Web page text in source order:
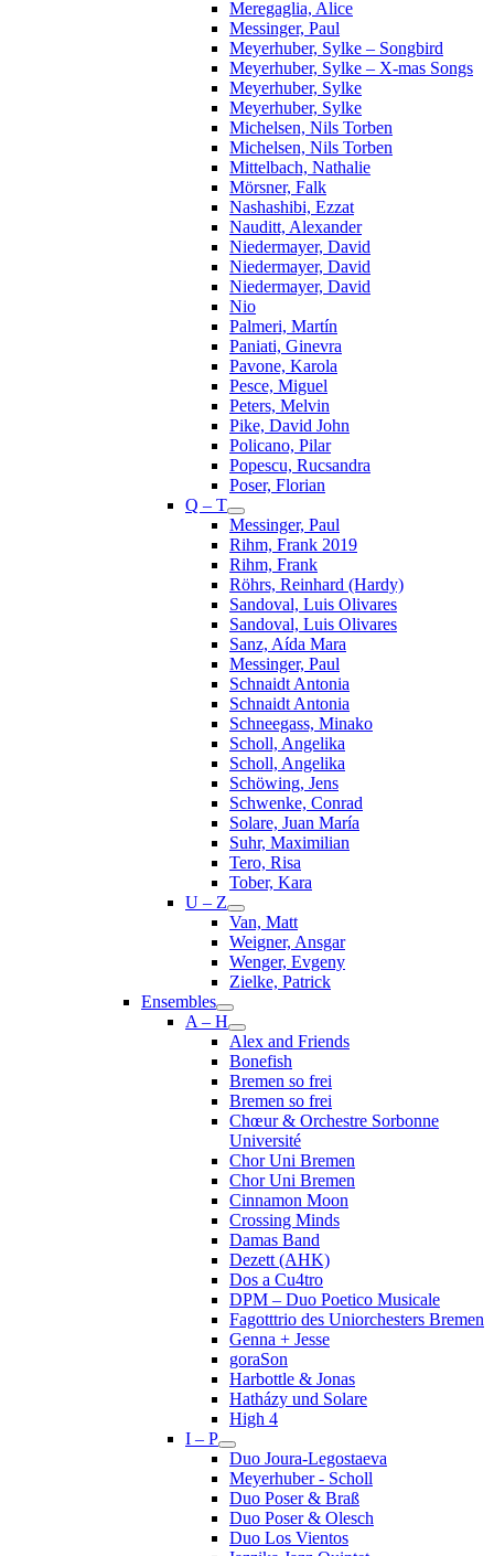
Meregaglia, Alice
Messinger, Paul
Meyerhuber, Sylke – Songbird
Meyerhuber, Sylke – X-mas Songs
Meyerhuber, Sylke
Meyerhuber, Sylke
Michelsen, Nils Torben
Michelsen, Nils Torben
Mittelbach, Nathalie
Mörsner, Falk
Nashashibi, Ezzat
Nauditt, Alexander
Niedermayer, David
Niedermayer, David
Niedermayer, David
Nio
Palmeri, Martín
Paniati, Ginevra
Pavone, Karola
Pesce, Miguel
Peters, Melvin
Pike, David John
Policano, Pilar
Popescu, Rucsandra
Poser, Florian
Q – T
Messinger, Paul
Rihm, Frank 2019
Rihm, Frank
Röhrs, Reinhard (Hardy)
Sandoval, Luis Olivares
Sandoval, Luis Olivares
Sanz, Aída Mara
Messinger, Paul
Schnaidt Antonia
Schnaidt Antonia
Schneegass, Minako
Scholl, Angelika
Scholl, Angelika
Schöwing, Jens
Schwenke, Conrad
Solare, Juan María
Suhr, Maximilian
Tero, Risa
Tober, Kara
U – Z
Van, Matt
Weigner, Ansgar
Wenger, Evgeny
Zielke, Patrick
Ensembles
A – H
Alex and Friends
Bonefish
Bremen so frei
Bremen so frei
Chœur & Orchestre Sorbonne
Université
Chor Uni Bremen
Chor Uni Bremen
Cinnamon Moon
Crossing Minds
Damas Band
Dezett (AHK)
Dos a Cu4tro
DPM – Duo Poetico Musicale
Fagotttrio des Uniorchesters Bremen
Genna + Jesse
goraSon
Harbottle & Jonas
Hatházy und Solare
High 4
I – P
Duo Joura-Legostaeva
Meyerhuber - Scholl
Duo Poser & Braß
Duo Poser & Olesch
Duo Los Vientos